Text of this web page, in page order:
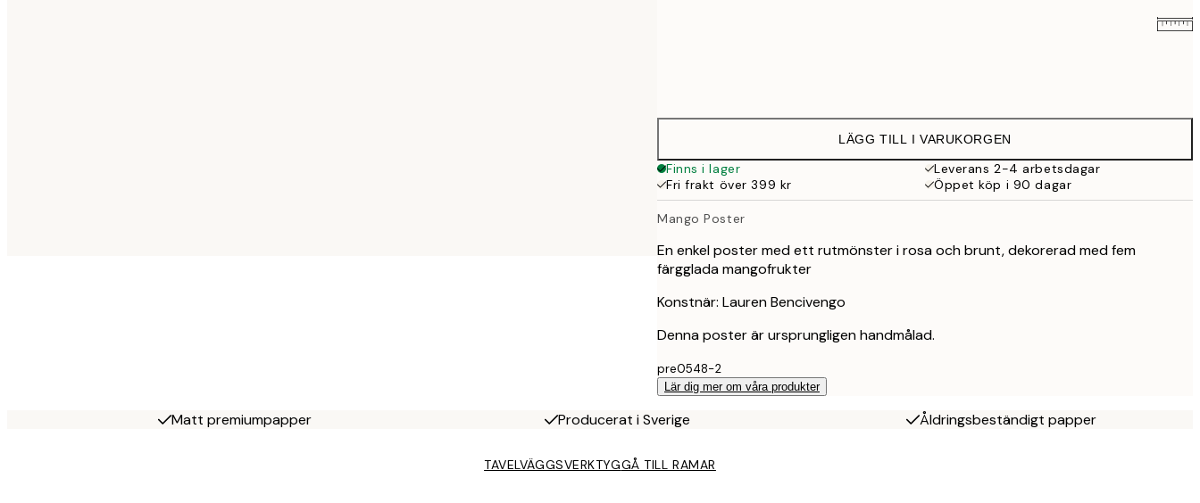
LÄGG TILL I VARUKORGEN
Finns i lager
Leverans 2-4 arbetsdagar
Fri frakt över 399 kr
Öppet köp i 90 dagar
Mango Poster
En enkel poster med ett rutmönster i rosa och brunt, dekorerad med fem
färgglada mangofrukter
Konstnär: Lauren Bencivengo
Denna poster är ursprungligen handmålad.
pre0548-2
Lär dig mer om våra produkter
Matt premiumpapper Producerat i Sverige Åldringsbeständigt papper
TAVELVÄGGSVERKTYGGÅ TILL RAMAR